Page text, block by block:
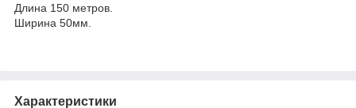
Длина 150 метров.
Ширина 50мм.
Характеристики